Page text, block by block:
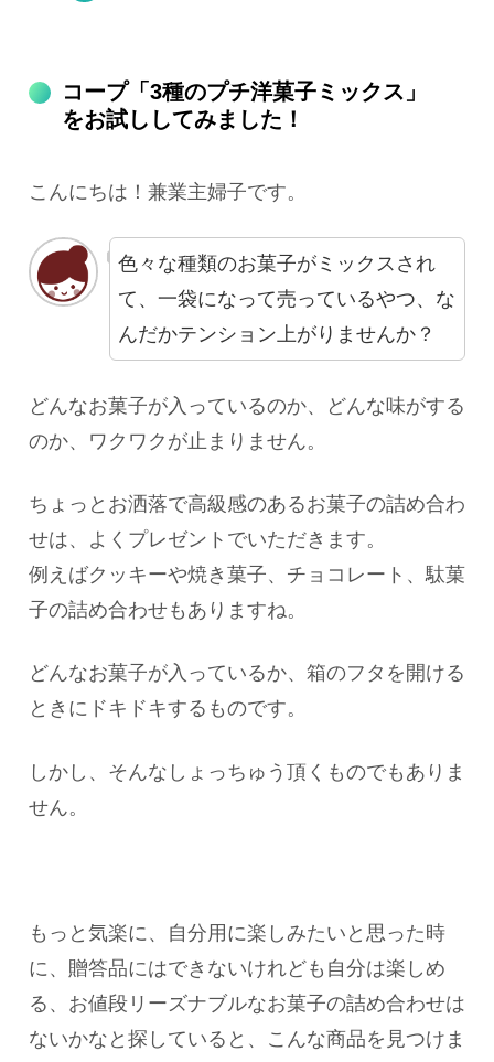
コープ「3種のプチ洋菓子ミックス」
をお試ししてみました！
こんにちは！兼業主婦子です。
色々な種類のお菓子がミックスされ
て、一袋になって売っているやつ、な
んだかテンション上がりませんか？
どんなお菓子が入っているのか、どんな味がする
のか、ワクワクが止まりません。
ちょっとお洒落で高級感のあるお菓子の詰め合わ
せは、よくプレゼントでいただきます。
例えばクッキーや焼き菓子、チョコレート、駄菓
子の詰め合わせもありますね。
どんなお菓子が入っているか、箱のフタを開ける
ときにドキドキするものです。
しかし、そんなしょっちゅう頂くものでもありま
せん。
もっと気楽に、自分用に楽しみたいと思った時
に、贈答品にはできないけれども自分は楽しめ
る、お値段リーズナブルなお菓子の詰め合わせは
ないかなと探していると、こんな商品を見つけま